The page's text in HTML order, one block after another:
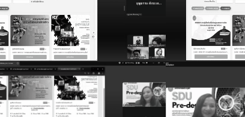
ษ อาจารย์ที่ปรึกษา